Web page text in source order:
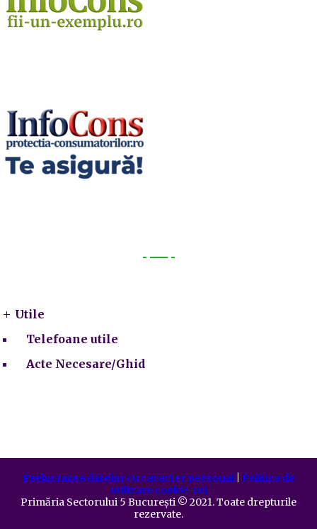
Utile
Telefoane utile
Acte Necesare/Ghid
Prelucrarea datelor cu caracter personal| Politica de
utilizare cookie-uri
Primăria Sectorului 5 București ©️ 2021. Toate drepturile
rezervate.